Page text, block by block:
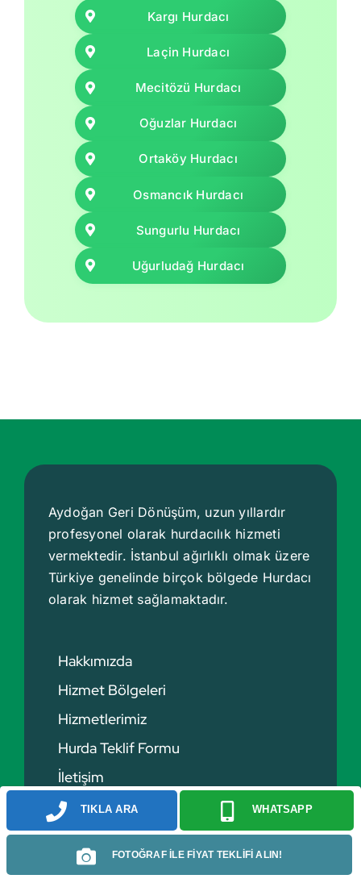
Kargı Hurdacı
Laçin Hurdacı
Mecitözü Hurdacı
Oğuzlar Hurdacı
Ortaköy Hurdacı
Osmancık Hurdacı
Sungurlu Hurdacı
Uğurludağ Hurdacı
Aydoğan Geri Dönüşüm, uzun yıllardır
profesyonel olarak hurdacılık hizmeti
vermektedir. İstanbul ağırlıklı olmak üzere
Türkiye genelinde birçok bölgede Hurdacı
olarak hizmet sağlamaktadır.
Hakkımızda
Hizmet Bölgeleri
Hizmetlerimiz
Hurda Teklif Formu
İletişim
Hurda Fiyatları
Hurda Bakır Fiyatları
TIKLA ARA WHATSAPP
FOTOĞRAF İLE FİYAT TEKLİFİ ALIN!